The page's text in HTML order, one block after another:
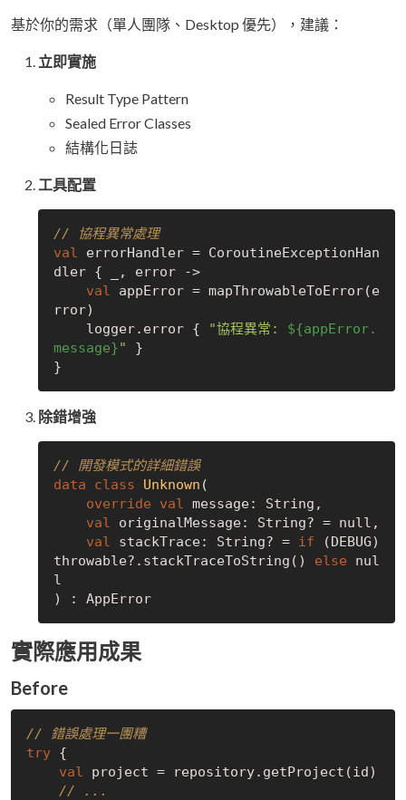
基於你的需求（單人團隊、Desktop 優先），建議：
立即實施
Result Type Pattern
Sealed Error Classes
結構化日誌
工具配置
// 協程異常處理
val errorHandler = CoroutineExceptionHan
dler { _, error ->
val appError = mapThrowableToError(e
rror)
    logger.error {
"協程異常: ${appError.
message}" }
除錯增強
// 開發模式的詳細錯誤
data
class Unknown (
override
val message: String,
val originalMessage: String? = null ,
val stackTrace: String? = if (DEBUG)
throwable?.stackTraceToString() else
nul
l
) : AppError
實際應用成果
Before
// 錯誤處理一團糟
try {
val project = repository.getProject(id)
// ...